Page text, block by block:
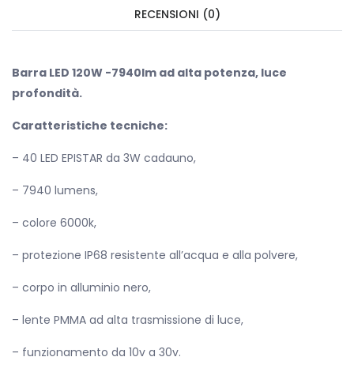
RECENSIONI (0)
Barra LED 120W -7940lm ad alta potenza, luce
profondità.
Caratteristiche tecniche:
– 40 LED EPISTAR da 3W cadauno,
– 7940 lumens,
– colore 6000k,
– protezione IP68 resistente all’acqua e alla polvere,
– corpo in alluminio nero,
– lente PMMA ad alta trasmissione di luce,
– funzionamento da 10v a 30v.